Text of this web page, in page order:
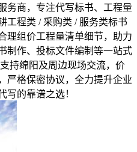
务商，专注代写标书、工程量
工程类 / 采购类 / 服务类标书
理组价工程量清单细节，助力
制作、投标文件编制等一站式
持绵阳及周边现场交流，价
严格保密协议，全力提升企业
写的靠谱之选！